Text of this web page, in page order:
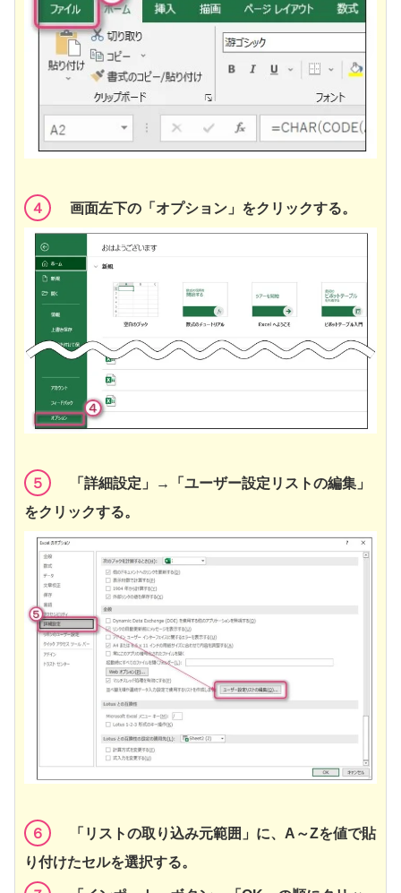
４ 画面左下の「オプション」をクリックする。
５
「詳細設定」→「ユーザー設定リストの編集」
をクリックする。
６
「リストの取り込み元範囲」に、A～Zを値で貼
り付けたセルを選択する。